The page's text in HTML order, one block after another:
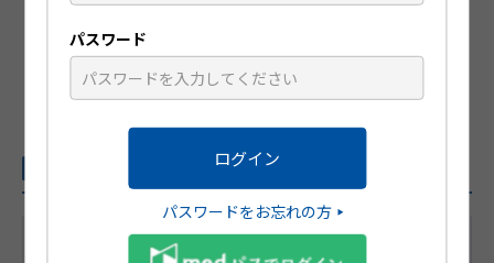
前のページへ戻る
関連動画Pick UP
パスワード
パスワードをお忘れの方